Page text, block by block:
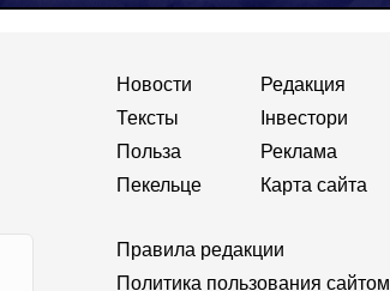
Новости
Тексты
Польза
Пекельце
Редакция
Інвестори
Реклама
Карта сайта
Правила редакции
Политика пользования сайтом